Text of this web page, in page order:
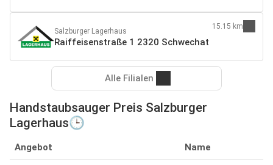
Salzburger Lagerhaus
Raiffeisenstraße 1 2320 Schwechat
15.15 km
Alle Filialen
Handstaubsauger Preis Salzburger
Lagerhaus🕒
Angebot Name